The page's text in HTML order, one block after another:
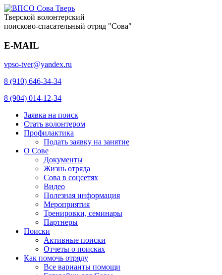
Тверской волонтерский
поисково-спасательный отряд "Сова"
E-MAIL
vpso-tver@yandex.ru
8 (910) 646-34-34
8 (904) 014-12-34
Заявка на поиск
Стать волонтером
Профилактика
Подать заявку на занятие
О Сове
Документы
Жизнь отряда
Сова в соцсетях
Видео
Полезная информация
Мероприятия
Тренировки, семинары
Партнеры
Поиски
Активные поиски
Отчеты о поисках
Как помочь отряду
Все варианты помощи